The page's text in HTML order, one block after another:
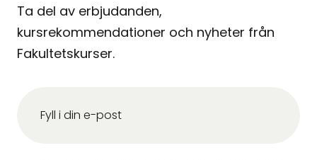
Ta del av erbjudanden,
kursrekommendationer och nyheter från
Fakultetskurser.